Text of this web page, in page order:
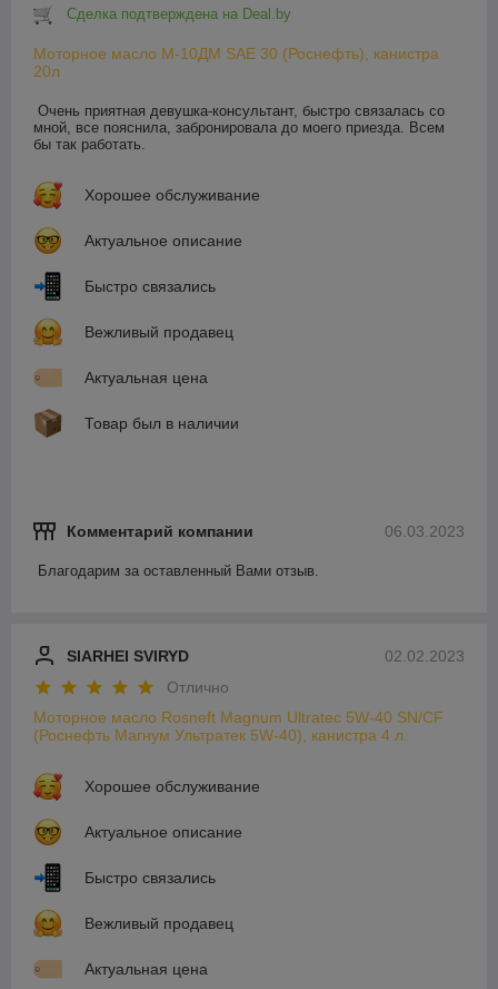
Сделка подтверждена на Deal.by
Моторное масло М-10ДМ SAE 30 (Роснефть), канистра
20л
Очень приятная девушка-консультант, быстро связалась со
мной, все пояснила, забронировала до моего приезда. Всем
бы так работать.
Хорошее обслуживание
Актуальное описание
Быстро связались
Вежливый продавец
Актуальная цена
Товар был в наличии
06.03.2023
Комментарий компании
Благодарим за оставленный Вами отзыв.
02.02.2023
SIARHEI SVIRYD
Отлично
Моторное масло Rosneft Magnum Ultratec 5W-40 SN/CF
(Роснефть Магнум Ультратек 5W-40), канистра 4 л.
Хорошее обслуживание
Актуальное описание
Быстро связались
Вежливый продавец
Актуальная цена